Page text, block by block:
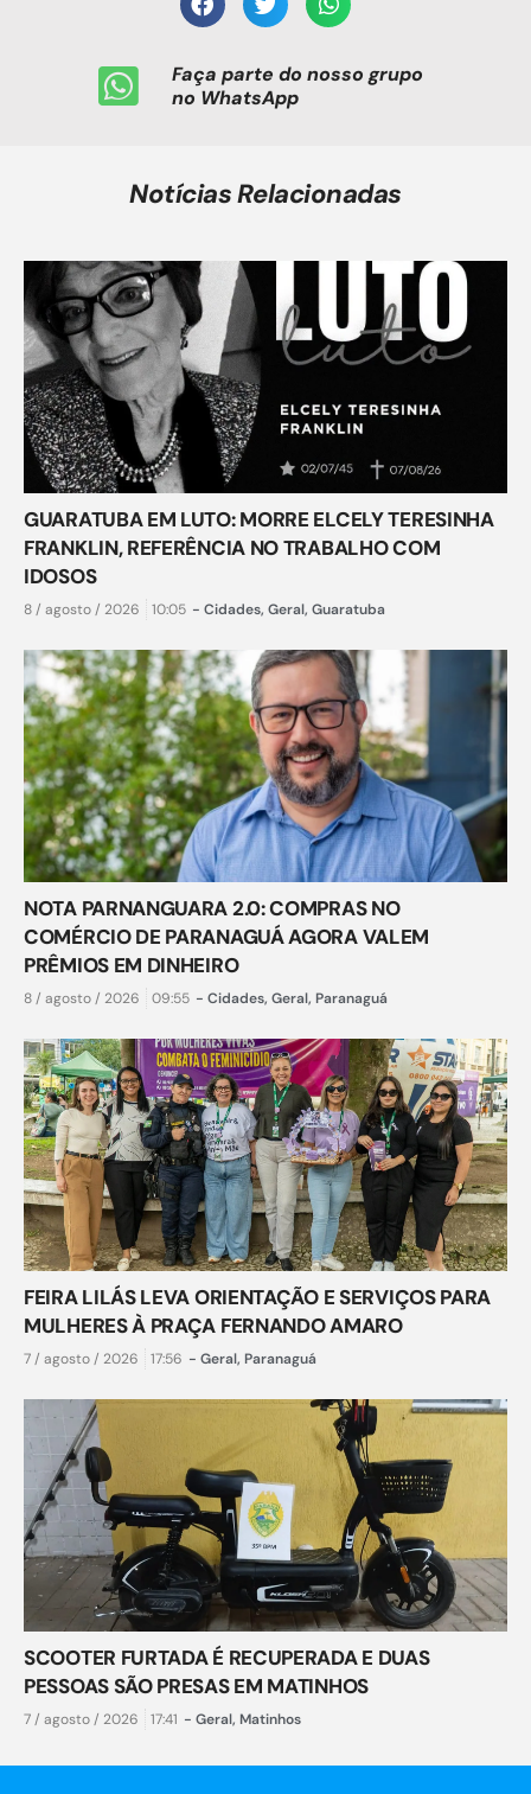
Faça parte do nosso grupo
no WhatsApp
Notícias Relacionadas
GUARATUBA EM LUTO: MORRE ELCELY TERESINHA
FRANKLIN, REFERÊNCIA NO TRABALHO COM
IDOSOS
8 / agosto / 2026 10:05 - Cidades, Geral, Guaratuba
NOTA PARNANGUARA 2.0: COMPRAS NO
COMÉRCIO DE PARANAGUÁ AGORA VALEM
PRÊMIOS EM DINHEIRO
8 / agosto / 2026 09:55 - Cidades, Geral, Paranaguá
FEIRA LILÁS LEVA ORIENTAÇÃO E SERVIÇOS PARA
MULHERES À PRAÇA FERNANDO AMARO
7 / agosto / 2026 17:56 - Geral, Paranaguá
SCOOTER FURTADA É RECUPERADA E DUAS
PESSOAS SÃO PRESAS EM MATINHOS
7 / agosto / 2026 17:41 - Geral, Matinhos